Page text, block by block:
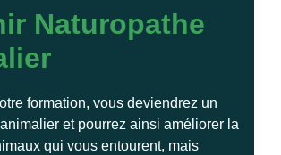
Naturopathe
formation, vous deviendrez un
et pourrez ainsi améliorer la
qui vous entourent, mais